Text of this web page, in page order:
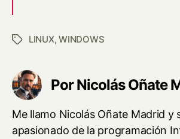
Etiquetas
LINUX,WINDOWS
Por Nicolás Oñate
Me llamo Nicolás Oñate Madrid y
apasionado de la programación